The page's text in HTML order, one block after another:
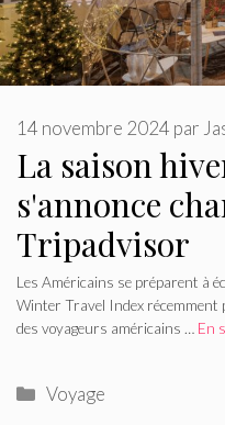
La saison
s'annonce
Tripadvisor
14 novembre 2024 par
Les Américains se préparent à
Winter Travel Index récemment
des voyageurs américains … En
Catégories
Voyage